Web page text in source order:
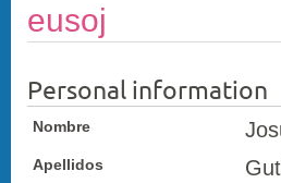
eusoj
Personal information
Nombre
Apellidos